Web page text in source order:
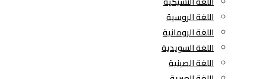
اللغة الروسية
اللغة الرومانية
اللغة السويدية
اللغة الصينية